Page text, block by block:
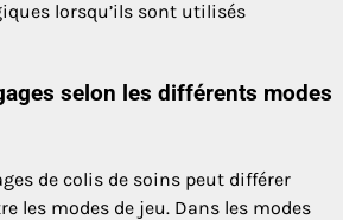
lorsqu’ils sont utilisés
selon les différents modes
de colis de soins peut différer
les modes de jeu. Dans les modes